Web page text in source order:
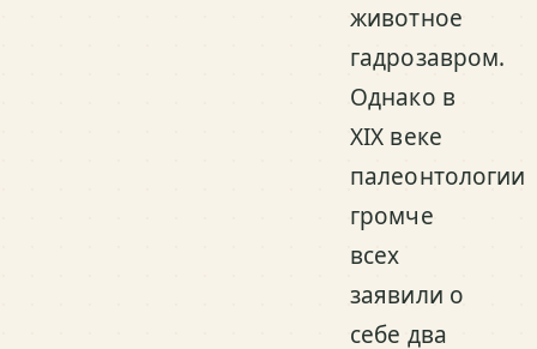
животное
гадрозавром.
Однако в
XIX веке
палеонтологии
громче
всех
заявили о
себе два